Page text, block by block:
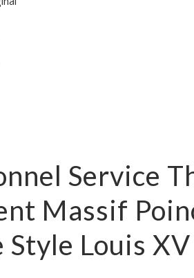
Service
Massif
Louis XV